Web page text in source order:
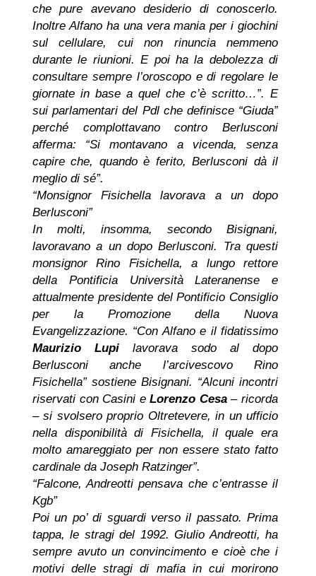
che pure avevano desiderio di conoscerlo.
Inoltre Alfano ha una vera mania per i giochini
sul cellulare, cui non rinuncia nemmeno
durante le riunioni. E poi ha la debolezza di
consultare sempre l’oroscopo e di regolare le
giornate in base a quel che c’è scritto…”. E
sui parlamentari del Pdl che definisce “Giuda”
perché complottavano contro Berlusconi
afferma: “Si montavano a vicenda, senza
capire che, quando è ferito, Berlusconi dà il
meglio di sé”.
“Monsignor Fisichella lavorava a un dopo
Berlusconi”
In molti, insomma, secondo Bisignani,
lavoravano a un dopo Berlusconi. Tra questi
monsignor Rino Fisichella, a lungo rettore
della Pontificia Università Lateranense e
attualmente presidente del Pontificio Consiglio
per la Promozione della Nuova
Evangelizzazione. “Con Alfano e il fidatissimo
Maurizio Lupi lavorava sodo al dopo
Berlusconi anche l’arcivescovo Rino
Fisichella” sostiene Bisignani. “Alcuni incontri
riservati con Casini eLorenzo Cesa– ricorda
– si svolsero proprio Oltretevere, in un ufficio
nella disponibilità di Fisichella, il quale era
molto amareggiato per non essere stato fatto
cardinale da Joseph Ratzinger”.
“Falcone, Andreotti pensava che c’entrasse il
Kgb”
Poi un po’ di sguardi verso il passato. Prima
tappa, le stragi del 1992. Giulio Andreotti, ha
sempre avuto un convincimento e cioè che i
motivi delle stragi di mafia in cui morirono